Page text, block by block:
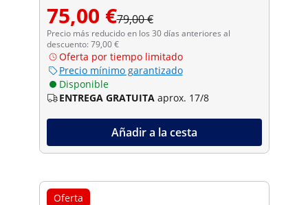
75,00 €79,00 €
Precio más reducido en los 30 días anteriores al
descuento: 79,00 €
Oferta por tiempo limitado
Precio mínimo garantizado
Disponible
ENTREGA GRATUITA aprox. 17/8
Añadir a la cesta
Oferta